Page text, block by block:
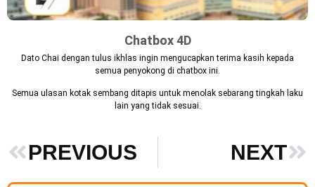
Chatbox 4D
Dato Chai dengan tulus ikhlas ingin mengucapkan terima kasih kepada
semua penyokong di chatbox ini.
Semua ulasan kotak sembang ditapis untuk menolak sebarang tingkah laku
lain yang tidak sesuai.
PREVIOUS NEXT